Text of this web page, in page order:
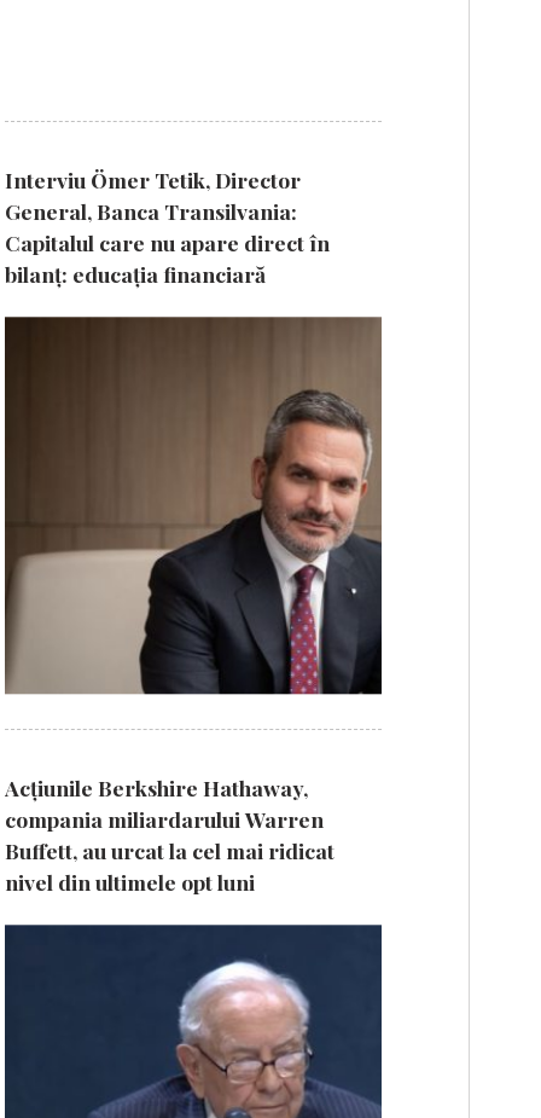
Interviu Ömer Tetik, Director
General, Banca Transilvania:
Capitalul care nu apare direct în
bilanț: educația financiară
Acțiunile Berkshire Hathaway,
compania miliardarului Warren
Buffett, au urcat la cel mai ridicat
nivel din ultimele opt luni